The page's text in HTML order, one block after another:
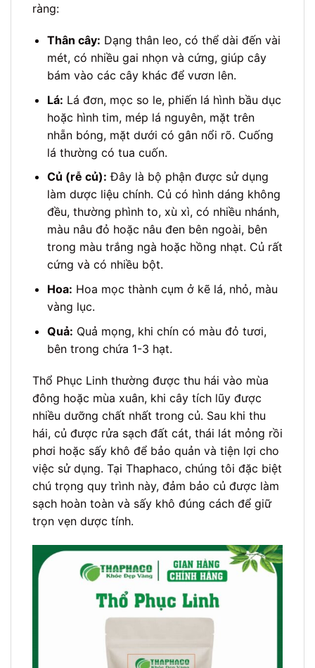
ràng:
Thân cây: Dạng thân leo, có thể dài đến vài
mét, có nhiều gai nhọn và cứng, giúp cây
bám vào các cây khác để vươn lên.
Lá: Lá đơn, mọc so le, phiến lá hình bầu dục
hoặc hình tim, mép lá nguyên, mặt trên
nhẵn bóng, mặt dưới có gân nổi rõ. Cuống
lá thường có tua cuốn.
Củ (rễ củ): Đây là bộ phận được sử dụng
làm dược liệu chính. Củ có hình dáng không
đều, thường phình to, xù xì, có nhiều nhánh,
màu nâu đỏ hoặc nâu đen bên ngoài, bên
trong màu trắng ngà hoặc hồng nhạt. Củ rất
cứng và có nhiều bột.
Hoa: Hoa mọc thành cụm ở kẽ lá, nhỏ, màu
vàng lục.
Quả: Quả mọng, khi chín có màu đỏ tươi,
bên trong chứa 1-3 hạt.
Thổ Phục Linh thường được thu hái vào mùa
đông hoặc mùa xuân, khi cây tích lũy được
nhiều dưỡng chất nhất trong củ. Sau khi thu
hái, củ được rửa sạch đất cát, thái lát mỏng rồi
phơi hoặc sấy khô để bảo quản và tiện lợi cho
việc sử dụng. Tại Thaphaco, chúng tôi đặc biệt
chú trọng quy trình này, đảm bảo củ được làm
sạch hoàn toàn và sấy khô đúng cách để giữ
trọn vẹn dược tính.